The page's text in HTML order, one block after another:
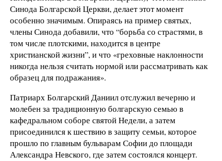
Синода Болгарской Церкви, делает этот момент
особенно значимым. Опираясь на пример святых,
члены Синода добавили, что “борьба со страстями, в
том числе плотскими, находится в центре
христианской жизни”, и что «греховные наклонности
никогда нельзя считать нормой или рассматривать как
образец для подражания».
Патриарх Болгарский Даниил отслужил вечерню и
молебен за традиционную болгарскую семью в
кафедральном соборе святой Недели, а затем
присоединился к шествию в защиту семьи, которое
прошло по главным бульварам Софии до площади
Александра Невского, где затем состоялся концерт.